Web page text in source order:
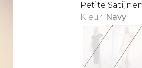
Petite
Kleur: Navy